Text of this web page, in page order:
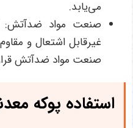
می‌یابد.
صنعت مواد ضدآتش:
غیرقابل اشتعال و
صنعت مواد ضدآتش
استفاده پوکه